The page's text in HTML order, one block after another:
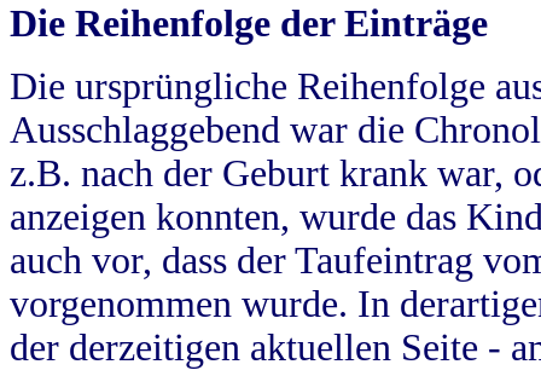
Die Reihenfolge der Einträge
Die ursprüngliche Reihenfolge
Ausschlaggebend war die
z.B. nach der Geburt krank war,
anzeigen konnten, wurde das
auch vor, dass der Taufeintrag
vorgenommen wurde. In
der derzeitigen aktuellen Seite -